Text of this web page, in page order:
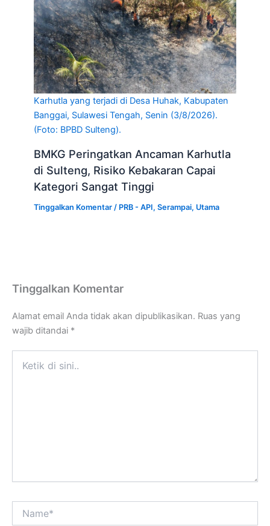
Karhutla yang terjadi di Desa Huhak, Kabupaten
Banggai, Sulawesi Tengah, Senin (3/8/2026).
(Foto: BPBD Sulteng).
BMKG Peringatkan Ancaman Karhutla
di Sulteng, Risiko Kebakaran Capai
Kategori Sangat Tinggi
Tinggalkan Komentar / PRB - API,Serampai, Utama
Tinggalkan Komentar
Alamat email Anda tidak akan dipublikasikan. Ruas yang
wajib ditandai *